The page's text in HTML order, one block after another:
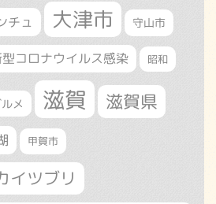
チュ 大津市 守山市
型コロナウイルス感染 昭和
メ 滋賀 滋賀県
甲賀市
イツブリ